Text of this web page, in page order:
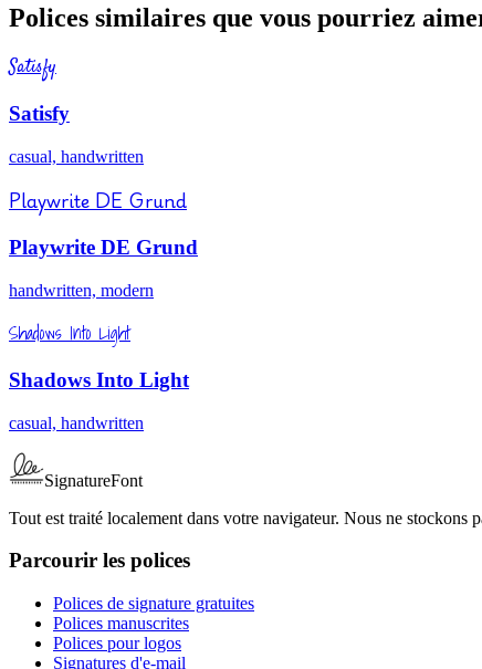
Polices similaires que vous pourriez
Satisfy
Satisfy
casual, handwritten
Playwrite DE Grund
Playwrite DE Grund
handwritten, modern
Shadows Into Light
Shadows Into Light
casual, handwritten
SignatureFont
Tout est traité localement dans votre navigateur. Nous ne stockons
Parcourir les polices
Polices de signature gratuites
Polices manuscrites
Polices pour logos
Signatures d'e-mail